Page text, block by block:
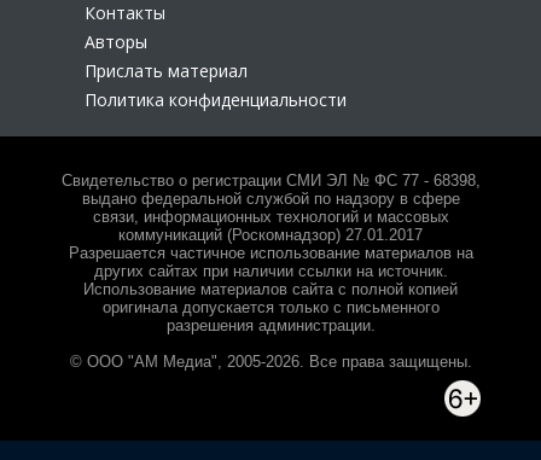
Контакты
Авторы
Прислать материал
Политика конфиденциальности
Свидетельство о регистрации СМИ ЭЛ № ФС 77 - 68398,
выдано федеральной службой по надзору в сфере
связи, информационных технологий и массовых
коммуникаций (Роскомнадзор) 27.01.2017
Разрешается частичное использование материалов на
других сайтах при наличии ссылки на источник.
Использование материалов сайта с полной копией
оригинала допускается только с письменного
разрешения администрации.
© ООО "АМ Медиа", 2005-2026. Все права защищены.